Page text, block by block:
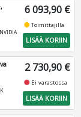
6 093,90 €
fiber_manual_recordToimittajilla
LISÄÄ KORIIN
2 730,90 €
fiber_manual_record Ei varastossa
LISÄÄ KORIIN